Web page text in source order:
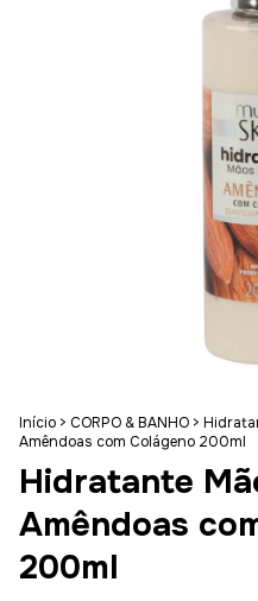
Início > CORPO & BANHO >
Amêndoas com Colágeno 200ml
Hidratante
Amêndoas
200ml